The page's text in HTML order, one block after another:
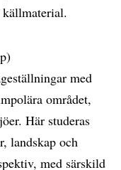
med
området,
Här studeras
landskap och
med särskild